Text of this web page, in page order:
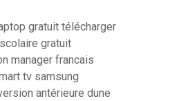
gratuit télécharger
gratuit
manager francais
tv samsung
antérieure dune